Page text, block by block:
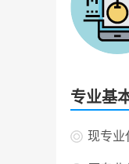
专业基
现专业